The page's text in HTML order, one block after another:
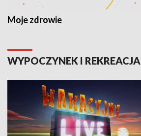
Moje zdrowie
WYPOCZYNEK I REKREACJA